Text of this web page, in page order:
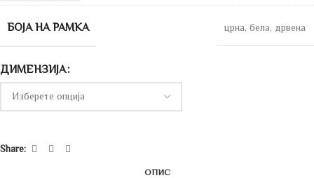
БОЈА НА РАМКА црна, бела, дрвена
ДИМЕНЗИЈА
Share:
ОПИС